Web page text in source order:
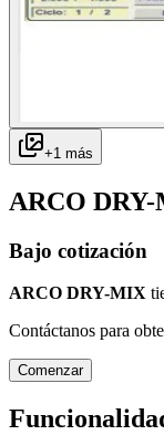
+1 más
ARCO
Bajo cotización
ARCO DRY-MIX
Contáctanos para
Comenzar